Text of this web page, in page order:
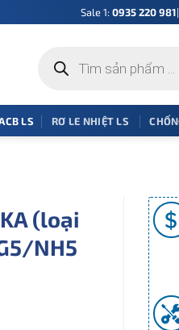
Sale 1: 0935 220 981
kiếm
LS RƠ LE NHIỆT LS
(loại
NH5